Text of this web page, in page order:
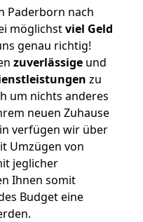
Paderborn nach
möglichstviel Geld
genau richtig!
zuverlässige und
zu
um nichts anderes
neuen Zuhause
verfügen wir über
Umzügen von
jeglicher
Ihnen somit
Budget eine